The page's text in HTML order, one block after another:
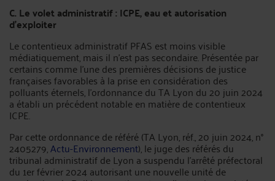
C. Le volet administratif : ICPE, eau et autorisation
d'exploiter
Le contentieux administratif PFAS est moins visible
médiatiquement, mais il n'est pas secondaire. Présentée par
certains comme l'une des premières décisions de justice
françaises favorables à la prise en considération des
polluants éternels, l'ordonnance du TA Lyon du 20 juin 2024
a établi un précédent notable en matière de contentieux
ICPE.
Par cette ordonnance de référé (TA Lyon, réf., 20 juin 2024, n°
2405279,Actu-Environnement), le juge des référés du
tribunal administratif de Lyon a suspendu l'arrêté préfectoral
du 1er février 2024 autorisant une nouvelle unité de